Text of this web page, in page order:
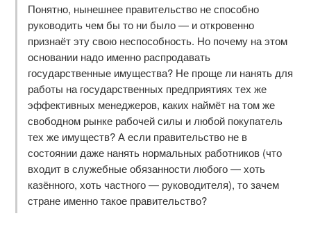
Понятно, нынешнее правительство не способно
руководить чем бы то ни было — и откровенно
признаёт эту свою неспособность. Но почему на этом
основании надо именно распродавать
государственные имущества? Не проще ли нанять для
работы на государственных предприятиях тех же
эффективных менеджеров, каких наймёт на том же
свободном рынке рабочей силы и любой покупатель
тех же имуществ? А если правительство не в
состоянии даже нанять нормальных работников (что
входит в служебные обязанности любого — хоть
казённого, хоть частного — руководителя), то зачем
стране именно такое правительство?